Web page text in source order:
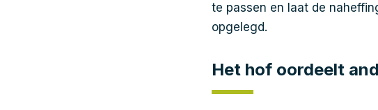
te passen en laat de
opgelegd.
Het hof oordeelt